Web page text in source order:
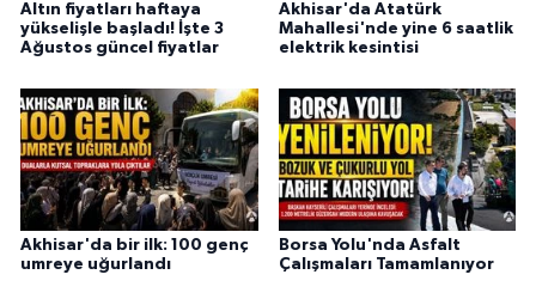
Altın fiyatları haftaya
yükselişle başladı! İşte 3
Ağustos güncel fiyatlar
Akhisar'da Atatürk
Mahallesi'nde yine 6 saatlik
elektrik kesintisi
Akhisar'da bir ilk: 100 genç
umreye uğurlandı
Borsa Yolu'nda Asfalt
Çalışmaları Tamamlanıyor